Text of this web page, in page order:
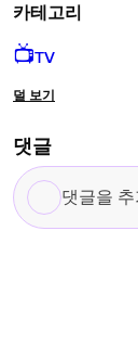
카테고리
📺TV
덜 보기
댓글
댓
글